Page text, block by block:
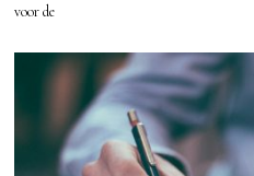
voor de